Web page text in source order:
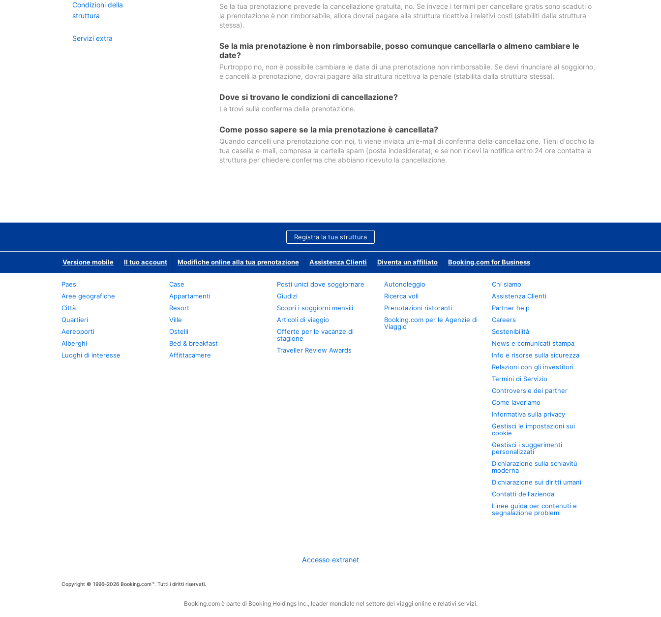
Condizioni della
struttura
Servizi extra
Se la tua prenotazione prevede la cancellazione gratuita, no. Se invece i termini per cancellare gratis sono scaduti o
la prenotazione è non rimborsabile, allora dovrai pagare alla struttura ricettiva i relativi costi (stabiliti dalla struttura
stessa).
Se la mia prenotazione è non rimborsabile, posso comunque cancellarla o almeno cambiare le
date?
Purtroppo no, non è possibile cambiare le date di una prenotazione non rimborsabile. Se devi rinunciare al soggiorno,
e cancelli la prenotazione, dovrai pagare alla struttura ricettiva la penale (stabilita dalla struttura stessa).
Dove si trovano le condizioni di cancellazione?
Le trovi sulla conferma della prenotazione.
Come posso sapere se la mia prenotazione è cancellata?
Quando cancelli una prenotazione con noi, ti viene inviata un'e-mail di conferma della cancellazione. Tieni d'occhio la
tua casella e-mail, compresa la cartella spam (posta indesiderata), e se non ricevi la notifica entro 24 ore contatta la
struttura per chiedere conferma che abbiano ricevuto la cancellazione.
Registra la tua struttura
Versione mobile Il tuo account Modifiche online alla tua prenotazione Assistenza Clienti Diventa un affiliato Booking.com for Business
Paesi
Aree geografiche
Città
Quartieri
Aereoporti
Alberghi
Luoghi di interesse
Case
Appartamenti
Resort
Ville
Ostelli
Bed & breakfast
Affittacamere
Posti unici dove soggiornare
Giudizi
Scopri i soggiorni mensili
Articoli di viaggio
Offerte per le vacanze di
stagione
Traveller Review Awards
Autonoleggio
Ricerca voli
Prenotazioni ristoranti
Booking.com per le Agenzie di
Viaggio
Chi siamo
Assistenza Clienti
Partner help
Careers
Sostenibilità
News e comunicati stampa
Info e risorse sulla sicurezza
Relazioni con gli investitori
Termini di Servizio
Controversie dei partner
Come lavoriamo
Informativa sulla privacy
Gestisci le impostazioni sui
cookie
Gestisci i suggerimenti
personalizzati
Dichiarazione sulla schiavitù
moderna
Dichiarazione sui diritti umani
Contatti dell'azienda
Linee guida per contenuti e
segnalazione problemi
Accesso extranet
Copyright © 1996–2026 Booking.com™. Tutti i diritti riservati.
Booking.com è parte di Booking Holdings Inc., leader mondiale nel settore dei viaggi online e relativi servizi.